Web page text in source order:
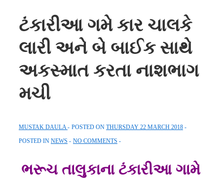
ટંકારીઆ ગમે કાર ચાલકે
લારી અને બે બાઈક સાથે
અકસ્માત કરતા નાશભાગ
મચી
MUSTAK DAULA POSTED ON THURSDAY 22 MARCH 2018
POSTED IN NEWS NO COMMENTS
ભરૂચ તાલુકાના ટંકારીઆ ગામે